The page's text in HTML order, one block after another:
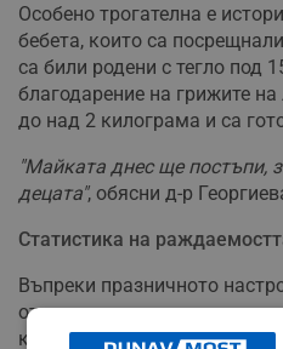
Особено трогателна е
бебета, които са
са били родени с тегло под
благодарение на грижите
до над 2 килограма и са
"Майката днес ще постъпи,
децата", обясни д-р
Статистика на
Въпреки празничното
отчита лек спад в
края на месец ноември в